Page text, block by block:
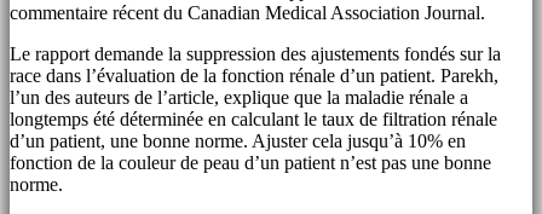
commentaire récent du Canadian Medical Association Journal.
Le rapport demande la suppression des ajustements fondés sur la
race dans l’évaluation de la fonction rénale d’un patient. Parekh,
l’un des auteurs de l’article, explique que la maladie rénale a
longtemps été déterminée en calculant le taux de filtration rénale
d’un patient, une bonne norme. Ajuster cela jusqu’à 10% en
fonction de la couleur de peau d’un patient n’est pas une bonne
norme.